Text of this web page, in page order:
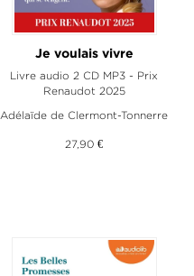
Je voulais vivre
Livre audio 2 CD MP3 - Prix
Renaudot 2025
Adélaïde de Clermont-Tonnerre
27,90 €